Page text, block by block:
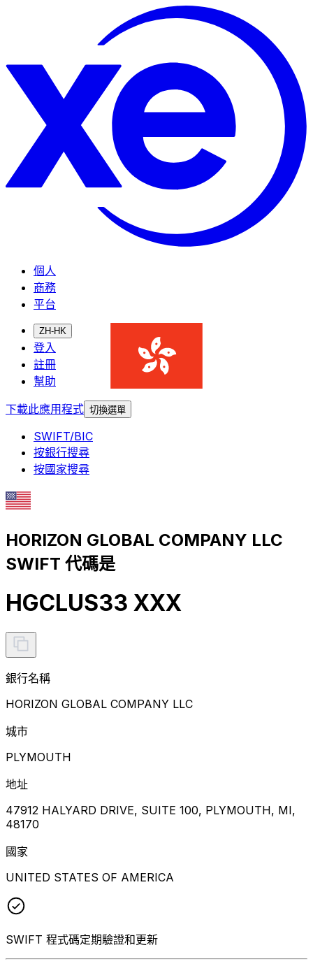
個人
商務
平台
ZH-HK
登入
註冊
幫助
下載此應用程式 切換選單
SWIFT/BIC
按銀行搜尋
按國家搜尋
HORIZON GLOBAL COMPANY LLC
SWIFT 代碼是
HGCLUS33 XXX
銀行名稱
HORIZON GLOBAL COMPANY LLC
城市
PLYMOUTH
地址
47912 HALYARD DRIVE, SUITE 100, PLYMOUTH, MI,
48170
國家
UNITED STATES OF AMERICA
SWIFT 程式碼定期驗證和更新